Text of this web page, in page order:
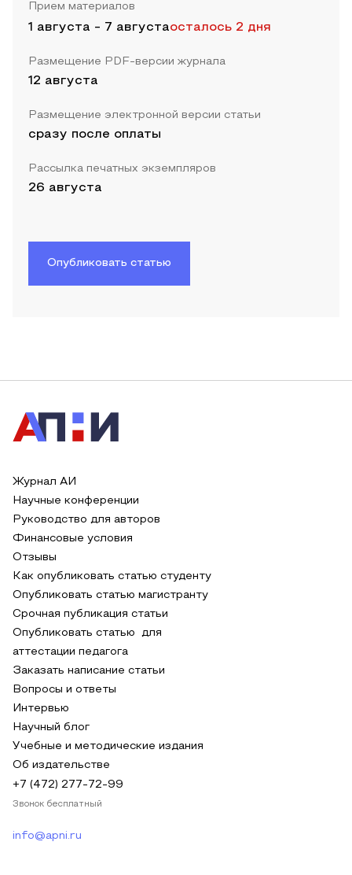
Прием материалов
1 августа - 7 августаосталось 2 дня
Размещение PDF-версии журнала
12 августа
Размещение электронной версии статьи
сразу после оплаты
Рассылка печатных экземпляров
26 августа
Опубликовать статью
Журнал АИ
Научные конференции
Руководство для авторов
Финансовые условия
Отзывы
Как опубликовать статью студенту
Опубликовать статью магистранту
Срочная публикация статьи
Опубликовать статью для
аттестации педагога
Заказать написание статьи
Вопросы и ответы
Интервью
Научный блог
Учебные и методические издания
Об издательстве
+7 (472) 277-72-99
Звонок бесплатный
info@apni.ru